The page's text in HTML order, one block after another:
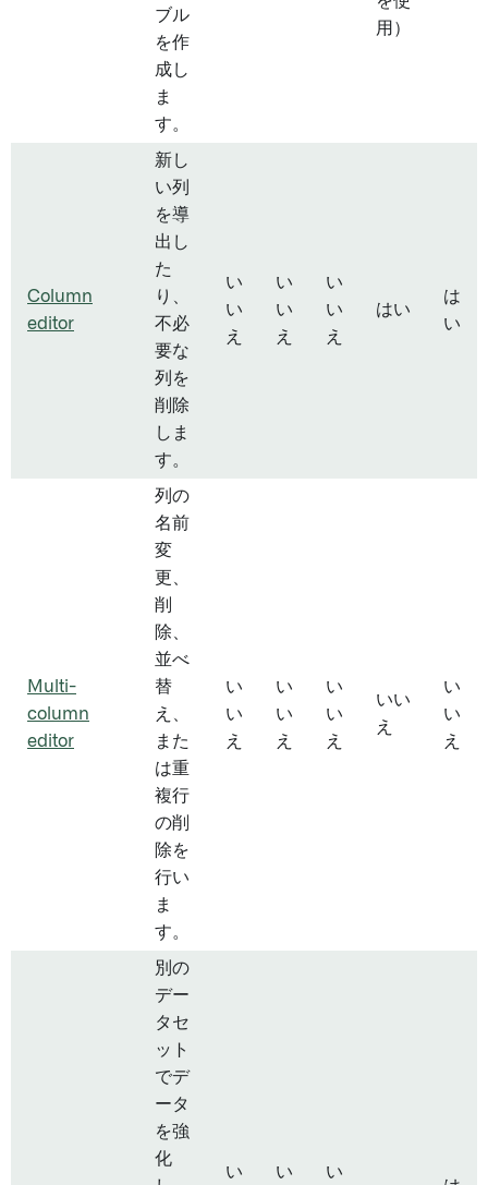
ブル
を作
成し
ま
す。
用）
Column
editor
新し
い列
を導
出し
た
り、
不必
要な
列を
削除
しま
す。
い
い
え
い
い
え
い
い
え
はい
は
い
Multi-
column
editor
列の
名前
変
更、
削
除、
並べ
替
え、
また
は重
複行
の削
除を
行い
ま
す。
い
い
え
い
い
え
い
い
え
いい
え
い
い
え
別の
デー
タセ
ット
でデ
ータ
を強
化
い い
い